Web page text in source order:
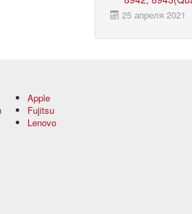
25 апреля 2021
Apple
Fujitsu
Lenovo